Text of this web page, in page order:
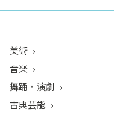
美術
音楽
舞踊・演劇
古典芸能